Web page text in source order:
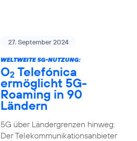
27. September 2024
WELTWEITE 5G-NUTZUNG:
O2 Telefónica
ermöglicht 5G-
Roaming in 90
Ländern
5G über Ländergrenzen hinweg:
Der Telekommunikationsanbieter